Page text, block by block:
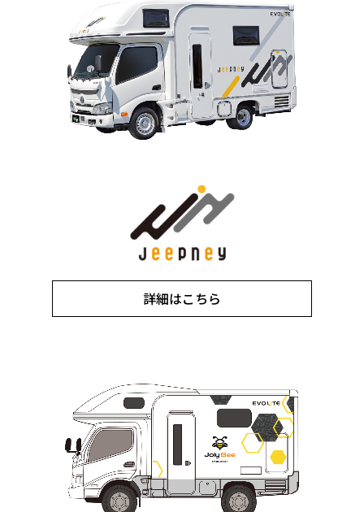
詳細はこちら